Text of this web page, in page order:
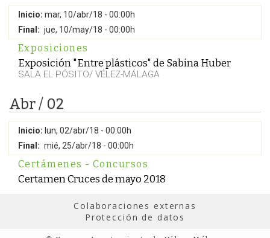
Inicio: mar, 10/abr/18 - 00:00h
Final: jue, 10/may/18 - 00:00h
Exposiciones
Exposición "Entre plásticos" de Sabina Huber
SALA EL PÓSITO/ VÉLEZ-MÁLAGA
Abr / 02
Inicio: lun, 02/abr/18 - 00:00h
Final: mié, 25/abr/18 - 00:00h
Certámenes - Concursos
Certamen Cruces de mayo 2018
Colaboraciones externas
Protección de datos